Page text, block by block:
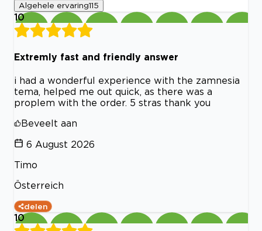
Algehele ervaring115
10
Extremly fast and friendly answer
i had a wonderful experience with the zamnesia
tema, helped me out quick, as there was a
proplem with the order. 5 stras thank you
Beveelt aan
6 August 2026
Timo
Österreich
delen
10